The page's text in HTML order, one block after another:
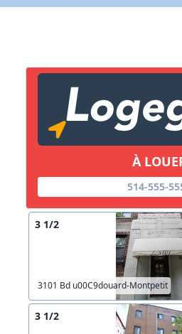
À
514-555-
3 1/2
3101 Bd u00C9douard-Montpetit
3 1/2
Lien vers inscription (sera
Copier lien
X